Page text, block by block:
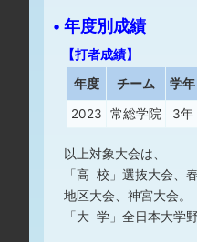
• 年度別成績
【打者成績】
年度 チーム 学年
2023 常総学院 3年
以上対象大会は、
「高 校」選抜大会、
地区大会、神宮大会。
「大 学」全日本大学